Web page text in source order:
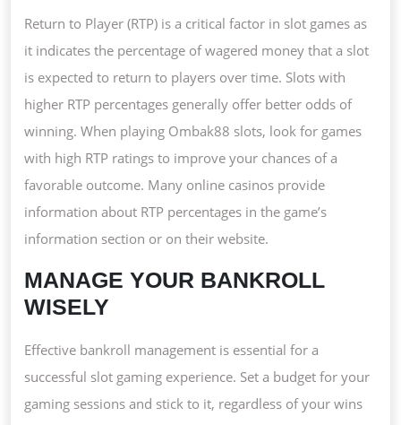
Return to Player (RTP) is a critical factor in slot games as
it indicates the percentage of wagered money that a slot
is expected to return to players over time. Slots with
higher RTP percentages generally offer better odds of
winning. When playing Ombak88 slots, look for games
with high RTP ratings to improve your chances of a
favorable outcome. Many online casinos provide
information about RTP percentages in the game’s
information section or on their website.
MANAGE YOUR BANKROLL
WISELY
Effective bankroll management is essential for a
successful slot gaming experience. Set a budget for your
gaming sessions and stick to it, regardless of your wins